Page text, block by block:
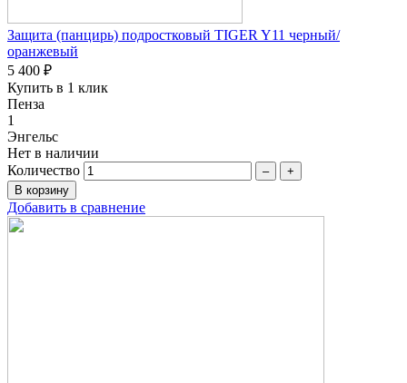
Защита (панцирь) подростковый TIGER Y11 черный/
оранжевый
5 400 ₽
Купить в 1 клик
Пенза
1
Энгельс
Нет в наличии
Количество
– +
Добавить в сравнение